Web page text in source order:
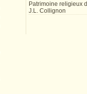
Patrimoine religieux
J.L. Collignon